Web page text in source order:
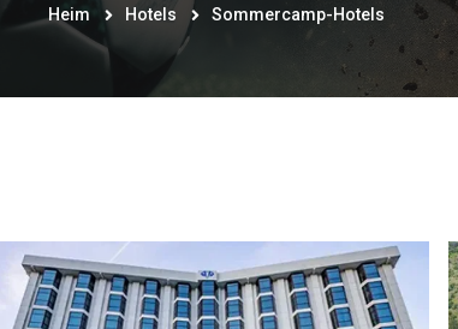
Heim Hotels Sommercamp-Hotels